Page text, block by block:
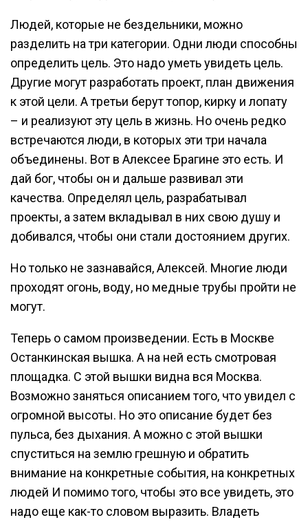
Людей, которые не бездельники, можно
разделить на три категории. Одни люди способны
определить цель. Это надо уметь увидеть цель.
Другие могут разработать проект, план движения
к этой цели. А третьи берут топор, кирку и лопату
– и реализуют эту цель в жизнь. Но очень редко
встречаются люди, в которых эти три начала
объединены. Вот в Алексее Брагине это есть. И
дай бог, чтобы он и дальше развивал эти
качества. Определял цель, разрабатывал
проекты, а затем вкладывал в них свою душу и
добивался, чтобы они стали достоянием других.
Но только не зазнавайся, Алексей. Многие люди
проходят огонь, воду, но медные трубы пройти не
могут.
Теперь о самом произведении. Есть в Москве
Останкинская вышка. А на ней есть смотровая
площадка. С этой вышки видна вся Москва.
Возможно заняться описанием того, что увидел с
огромной высоты. Но это описание будет без
пульса, без дыхания. А можно с этой вышки
спуститься на землю грешную и обратить
внимание на конкретные события, на конкретных
людей И помимо того, чтобы это все увидеть, это
надо еще как-то словом выразить. Владеть